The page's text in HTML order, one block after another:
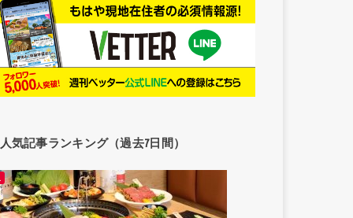
人気記事ランキング（過去7日間）